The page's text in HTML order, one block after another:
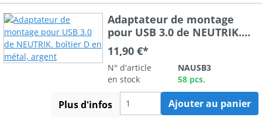
Adaptateur de montage
pour USB 3.0 de NEUTRIK.
boîtier D en métal, argent
11,90 €*
N° d'article
NAUSB3
en stock
58 pcs.
Plus d'infos Ajouter au panier